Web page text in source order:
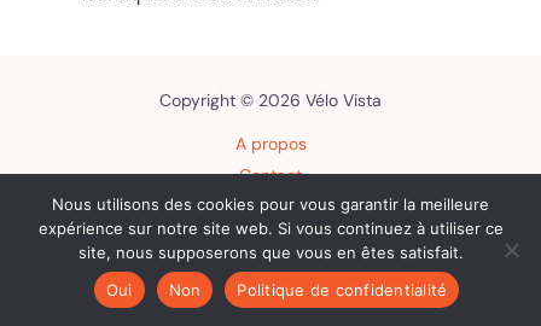
Copyright © 2026 Vélo Vista
A propos
Contact
Plan du site
Mentions légales
Politique de confidentialité
Nous utilisons des cookies pour vous garantir la meilleure
expérience sur notre site web. Si vous continuez à utiliser ce
site, nous supposerons que vous en êtes satisfait.
Oui
Non Politique de confidentialité